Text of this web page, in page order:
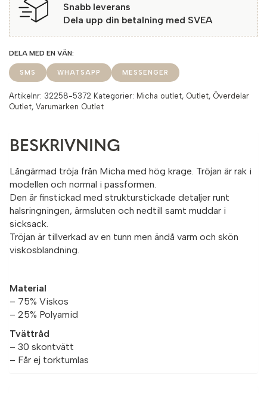
Snabb leverans
Dela upp din betalning med SVEA
SMS WHATSAPP MESSENGER
Artikelnr: 32258-5372 Kategorier: Micha outlet, Outlet, Överdelar
Outlet, Varumärken Outlet
BESKRIVNING
Långärmad tröja från Micha med hög krage. Tröjan är rak i
modellen och normal i passformen.
Den är finstickad med strukturstickade detaljer runt
halsringningen, ärmsluten och nedtill samt muddar i
sicksack.
Tröjan är tillverkad av en tunn men ändå varm och skön
viskosblandning.
Material
– 75% Viskos
– 25% Polyamid
Tvättråd
– 30 skontvätt
– Får ej torktumlas